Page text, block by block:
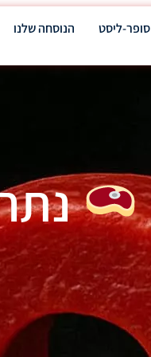
סופר-ליסט הנוסחה שלנו